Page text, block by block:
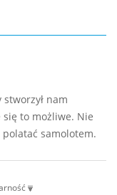
nam
to możliwe. Nie
samolotem.